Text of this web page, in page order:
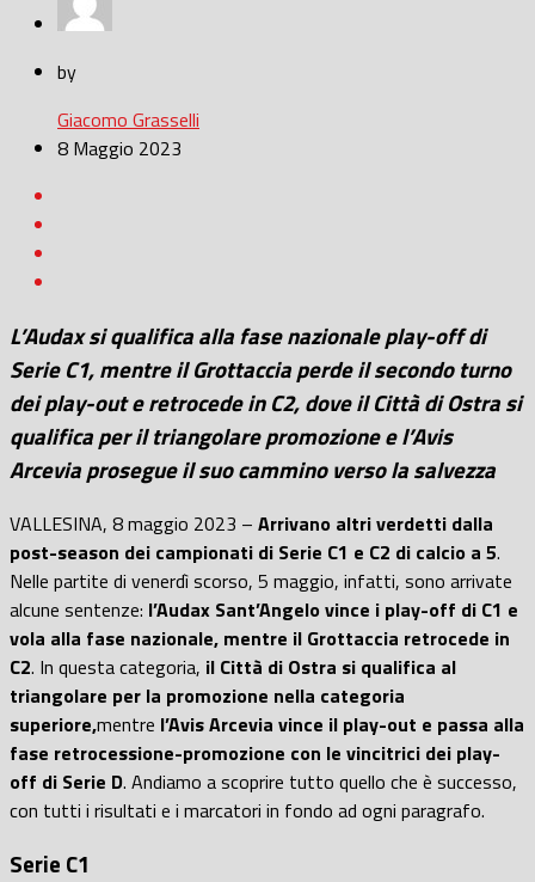
by
Giacomo Grasselli
8 Maggio 2023
L’Audax si qualifica alla fase nazionale play-off di
Serie C1, mentre il Grottaccia perde il secondo turno
dei play-out e retrocede in C2, dove il Città di Ostra si
qualifica per il triangolare promozione e l’Avis
Arcevia prosegue il suo cammino verso la salvezza
VALLESINA, 8 maggio 2023 – Arrivano altri verdetti dalla
post-season dei campionati di Serie C1 e C2 di calcio a 5.
Nelle partite di venerdì scorso, 5 maggio, infatti, sono arrivate
alcune sentenze: l’Audax Sant’Angelo vince i play-off di C1 e
vola alla fase nazionale, mentre il Grottaccia retrocede in
C2. In questa categoria, il Città di Ostra si qualifica al
triangolare per la promozione nella categoria
superiore,mentre l’Avis Arcevia vince il play-out e passa alla
fase retrocessione-promozione con le vincitrici dei play-
off di Serie D. Andiamo a scoprire tutto quello che è successo,
con tutti i risultati e i marcatori in fondo ad ogni paragrafo.
Serie C1